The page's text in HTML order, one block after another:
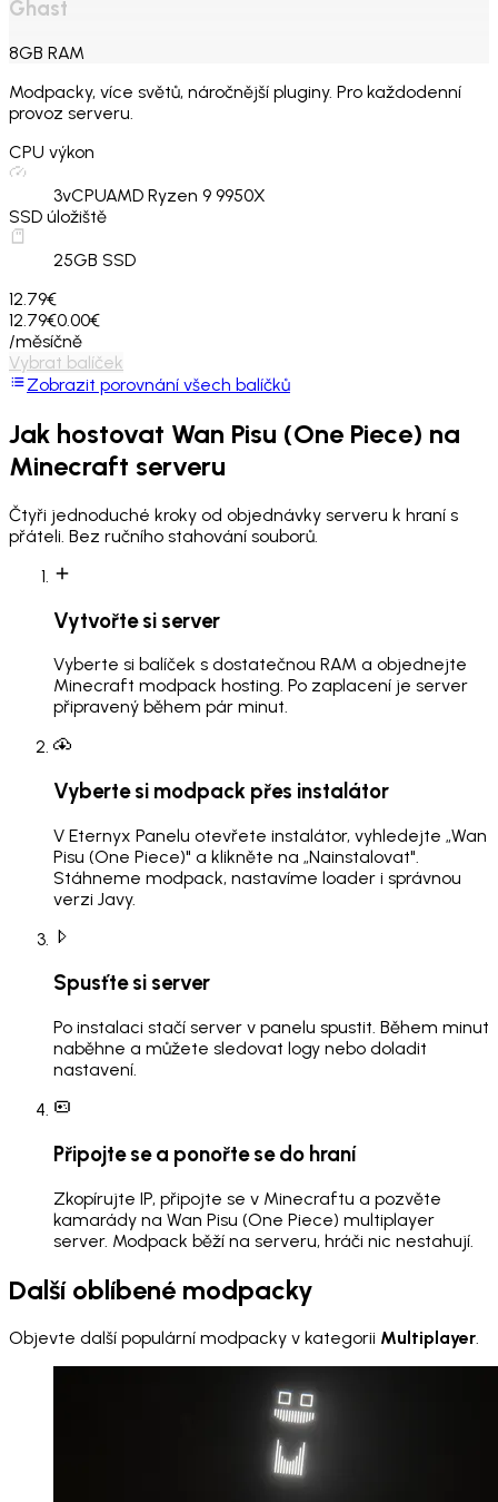
Ghast
8GB RAM
Modpacky, více světů, náročnější pluginy. Pro každodenní
provoz serveru.
CPU výkon
3vCPUAMD Ryzen 9 9950X
SSD úložiště
25GB SSD
12.79€
12.79€0.00€
/měsíčně
Vybrat balíček
Zobrazit porovnání všech balíčků
Jak hostovat Wan Pisu (One Piece) na
Minecraft serveru
Čtyři jednoduché kroky od objednávky serveru k hraní s
přáteli. Bez ručního stahování souborů.
Vytvořte si server
Vyberte si balíček s dostatečnou RAM a objednejte
Minecraft modpack hosting. Po zaplacení je server
připravený během pár minut.
Vyberte si modpack přes instalátor
V Eternyx Panelu otevřete instalátor, vyhledejte „Wan
Pisu (One Piece)" a klikněte na „Nainstalovat".
Stáhneme modpack, nastavíme loader i správnou
verzi Javy.
Spusťte si server
Po instalaci stačí server v panelu spustit. Během minut
naběhne a můžete sledovat logy nebo doladit
nastavení.
Připojte se a ponořte se do hraní
Zkopírujte IP, připojte se v Minecraftu a pozvěte
kamarády na Wan Pisu (One Piece) multiplayer
server. Modpack běží na serveru, hráči nic nestahují.
Další oblíbené modpacky
Objevte další populární modpacky v kategorii Multiplayer.